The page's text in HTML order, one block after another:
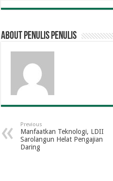
About penulis penulis
Previous
Manfaatkan Teknologi, LDII
Sarolangun Helat Pengajian
Daring